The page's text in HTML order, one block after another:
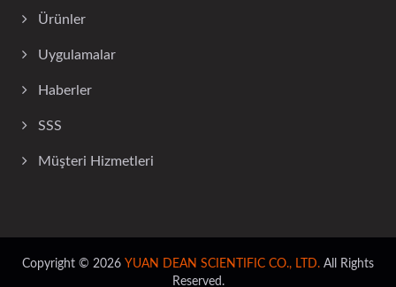
Ürünler
Uygulamalar
Haberler
SSS
Müşteri Hizmetleri
Copyright © 2026 YUAN DEAN SCIENTIFIC CO., LTD. All Rights
Reserved.